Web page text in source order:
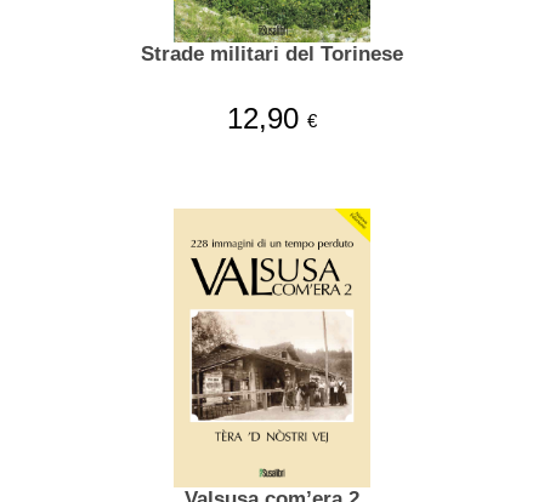
Strade militari del Torinese
12,90 €